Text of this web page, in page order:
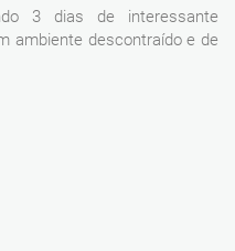
3 dias de interessante
ambiente descontraído e de